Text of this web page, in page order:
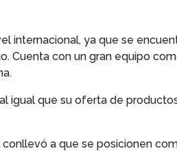
internacional, ya que se
Cuenta con un gran equipo
igual que su oferta de
a que se posicionen